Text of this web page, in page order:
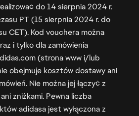
do 14 sierpnia 2024 r.
PT (15 sierpnia 2024 r. do
CET). Kod vouchera można
i tylko dla zamówienia
(strona www i/lub
obejmuje kosztów dostawy ani
Nie można jej łączyć z
zniżkami. Pewna liczba
adidasa jest wyłączona z